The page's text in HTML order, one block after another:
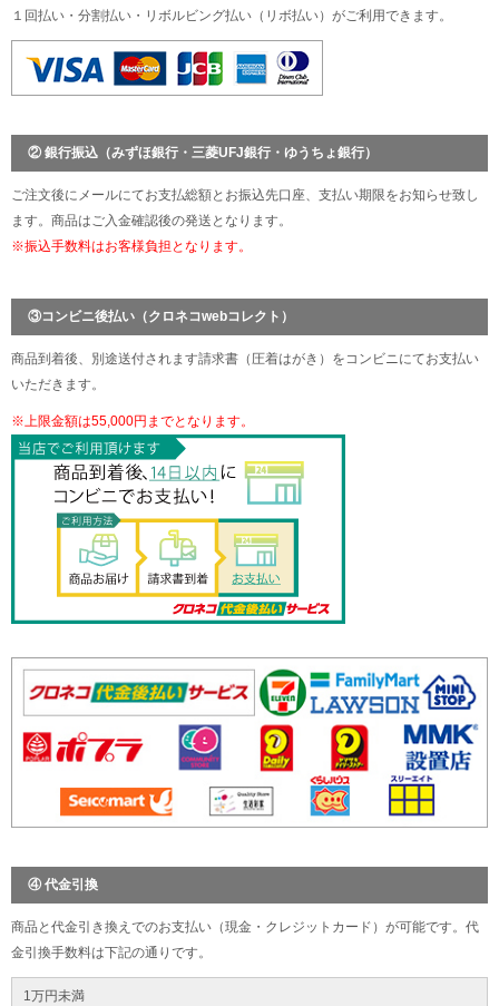
１回払い・分割払い・リボルビング払い（リボ払い）がご利用できます。
② 銀行振込（みずほ銀行・三菱UFJ銀行・ゆうちょ銀行）
ご注文後にメールにてお支払総額とお振込先口座、支払い期限をお知らせ致し
ます。商品はご入金確認後の発送となります。
※振込手数料はお客様負担となります。
③コンビニ後払い（クロネコwebコレクト）
商品到着後、別途送付されます請求書（圧着はがき）をコンビニにてお支払い
いただきます。
※上限金額は55,000円までとなります。
④ 代金引換
商品と代金引き換えでのお支払い（現金・クレジットカード）が可能です。代
金引換手数料は下記の通りです。
1万円未満